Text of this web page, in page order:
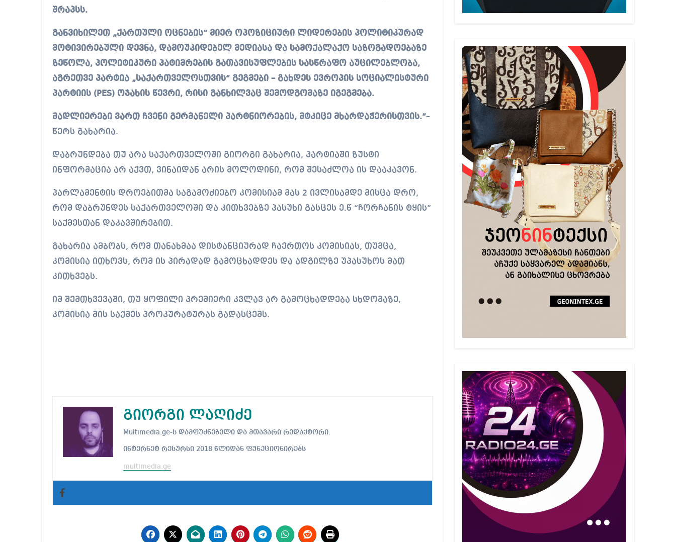
შრაპსს.
განვიხილეთ „ქართული ოცნების“ მიერ ოპოზიციური ლიდერების პოლიტიკურად
მოტივირებული დევნა, დამოუკიდებელ მედიასა და სამოქალაქო საზოგადოებაზე
ზეწოლა, პოლიტიკური პატიმრების გათავისუფლების სასწრაფო აუცილებლობა,
აგრეთვე პარტია „საქართველოსთვის“ გეგმები – გახდეს ევროპის სოციალისტური
პარტიის (PES) ოჯახის წევრი, რისი განხილვაც შემოდგომაზე იგეგმება.
მადლიერები ვართ ჩვენი გერმანელი პარტნიორების, მტკიცე მხარდაჭერისთვის.”–
წერს გახარია.
დაბრუნდება თუ არა საქართველოში გიორგი გახარია, პარტიაში ზუსტი
ინფორმაცია არ აქვთ, ვინაიდან არის მოლოდინი, რომ შესაძლოა ის დააკავონ.
პარლამენტის დროებითმა საგამოძიებო კომისიამ მას 2 ივლისამდე მისცა დრო,
რომ დაბრუნდეს საქართველოში და კითხვებზე პასუხი გასცეს ე.წ “ჩორჩანის ტყის”
საქმესთან დაკავშირებით.
გახარია ამბობს, რომ თანახმაა დისტანციურად ჩაერთოს კომისიას, თუმცა,
კომისია ითხოვს, რომ ის პირადად გამოცხადდეს და ადგილზე უპასუხოს მათ
კითხვებს.
იმ შემთხვევაში, თუ ყოფილი პრემიერი კვლავ არ გამოცხადდება სხდომაზე,
კომისია მის საქმეს პროკურატურას გადასცემს.
გიორგი ლაღიძე
Multimedia.ge-ს დამფუძნებელი და მთავარი რედაქტორი.
ინტერნეტ რესურსი 2018 წლიდან ფუნქციონირებს
multimedia.ge